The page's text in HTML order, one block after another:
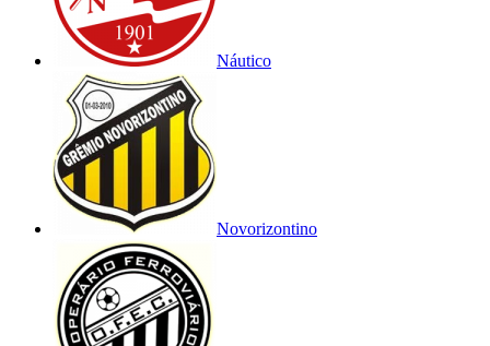
Náutico
Novorizontino